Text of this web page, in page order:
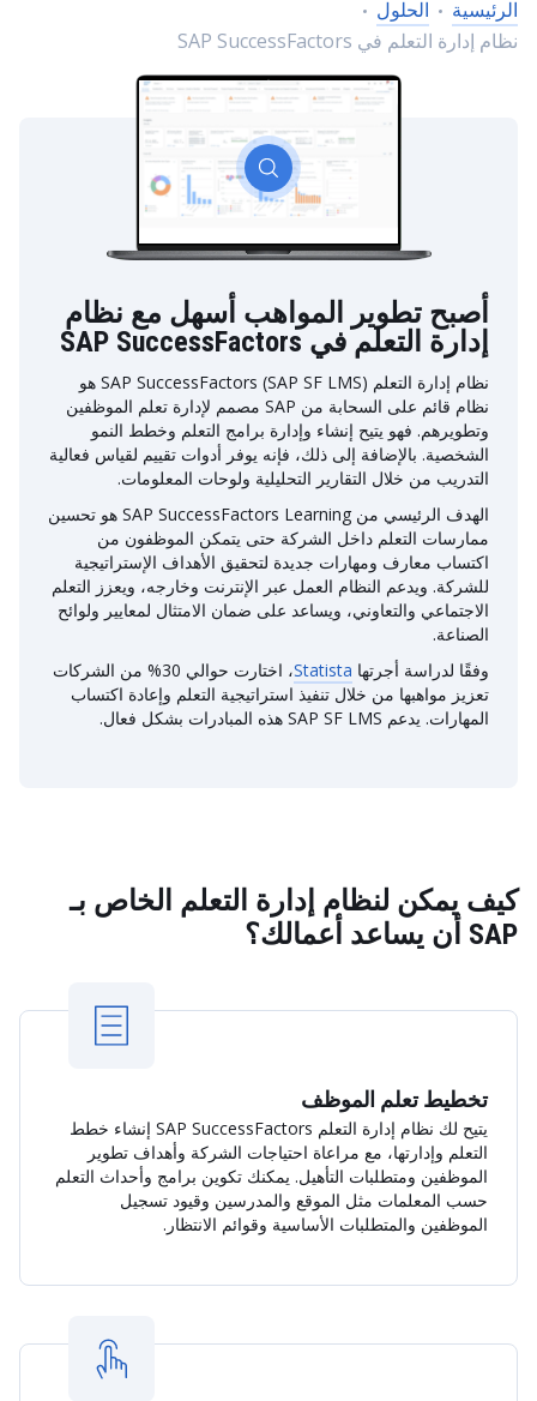
الرئيسية
الحلول
نظام إدارة التعلم في SAP SuccessFactors
أصبح تطوير المواهب أسهل مع نظام
إدارة التعلم في SAP SuccessFactors
نظام إدارة التعلم SAP SuccessFactors (SAP SF LMS) هو
نظام قائم على السحابة من SAP مصمم لإدارة تعلم الموظفين
وتطويرهم. فهو يتيح إنشاء وإدارة برامج التعلم وخطط النمو
الشخصية. بالإضافة إلى ذلك، فإنه يوفر أدوات تقييم لقياس فعالية
التدريب من خلال التقارير التحليلية ولوحات المعلومات.
الهدف الرئيسي من SAP SuccessFactors Learning هو تحسين
ممارسات التعلم داخل الشركة حتى يتمكن الموظفون من
اكتساب معارف ومهارات جديدة لتحقيق الأهداف الإستراتيجية
للشركة. ويدعم النظام العمل عبر الإنترنت وخارجه، ويعزز التعلم
الاجتماعي والتعاوني، ويساعد على ضمان الامتثال لمعايير ولوائح
الصناعة.
وفقًا لدراسة أجرتها Statista
، اختارت حوالي 30% من الشركات
تعزيز مواهبها من خلال تنفيذ استراتيجية التعلم وإعادة اكتساب
المهارات. يدعم SAP SF LMS هذه المبادرات بشكل فعال.
كيف يمكن لنظام إدارة التعلم الخاص بـ
SAP أن يساعد أعمالك؟
تخطيط تعلم الموظف
يتيح لك نظام إدارة التعلم SAP SuccessFactors إنشاء خطط
التعلم وإدارتها، مع مراعاة احتياجات الشركة وأهداف تطوير
الموظفين ومتطلبات التأهيل. يمكنك تكوين برامج وأحداث التعلم
حسب المعلمات مثل الموقع والمدرسين وقيود تسجيل
الموظفين والمتطلبات الأساسية وقوائم الانتظار.